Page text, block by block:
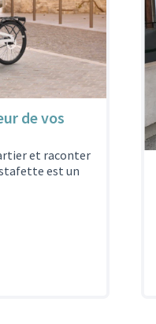
de vos
et raconter
est un